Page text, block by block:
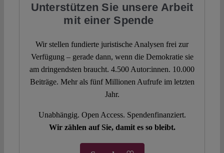
Unterstützen Sie unsere Arbeit
mit einer Spende
Wir stellen fundierte juristische Analysen frei zur
Verfügung – gerade dann, wenn die Demokratie sie
am dringendsten braucht. 4.500 Autor:innen. 10.000
Beiträge. Mehr als fünf Millionen Aufrufe im letzten
Jahr.
Unabhängig. Open Access. Spendenfinanziert.
Wir zählen auf Sie, damit es so bleibt.